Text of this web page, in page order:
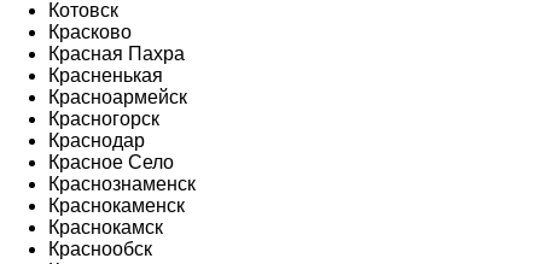
Котовск
Красково
Красная Пахра
Красненькая
Красноармейск
Красногорск
Краснодар
Красное Село
Краснознаменск
Краснокаменск
Краснокамск
Краснообск